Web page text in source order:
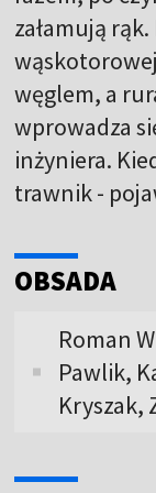
załamują
węglem, a
wprowadza
inżyniera.
trawnik -
OBSADA
Roman
Pawlik,
Kryszak,